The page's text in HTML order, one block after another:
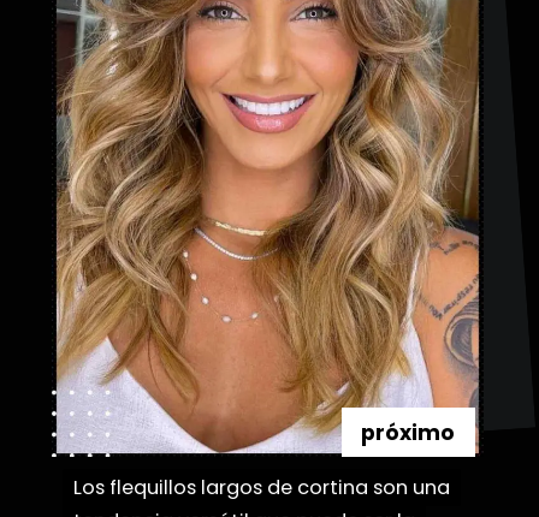
Los flequillos largos de cortina son una
Los flequillos largos de cortina son una
próximo